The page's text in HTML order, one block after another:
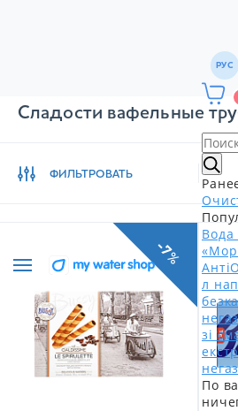
РУС
л
зі
По
Сладости вафельные
ФИЛЬТРОВАТЬ
-7%